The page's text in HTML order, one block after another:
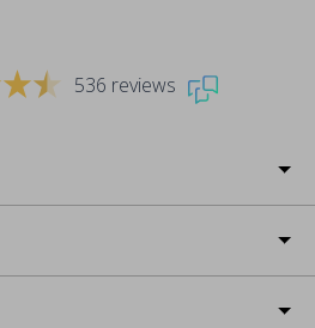
536 reviews